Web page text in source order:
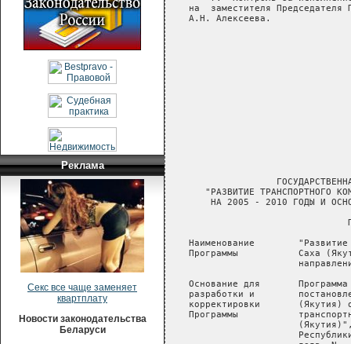
Реклама
Секс все чаще заменяет
квартплату
Новости законодательства
Беларуси